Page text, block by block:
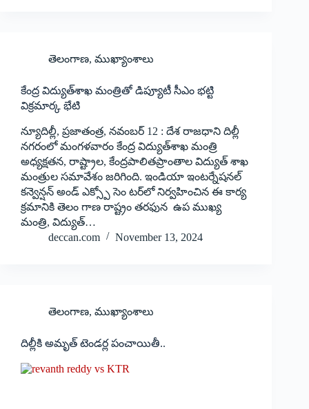
తెలంగాణ, ముఖ్యాంశాలు
కేంద్ర విద్యుత్‌శాఖ మంత్రితో డిప్యూటీ సీఎం భట్టి
విక్రమార్క భేటి
న్యూదిల్లీ, ప్రజాతంత్ర, నవంబర్‌ 12 : ‌దేశ రాజధాని దిల్లీ
నగరంలో మంగళవారం కేంద్ర విద్యుత్‌శాఖ మంత్రి
అధ్యక్షతన, రాష్ట్రాల, కేంద్రపాలితప్రాంతాల విద్యుత్‌ ‌శాఖ
మంత్రుల సమావేశం జరిగింది. ఇండియా ఇంటర్నేషనల్‌
‌కన్వెన్షన్‌ అం‌డ్‌ ఎక్స్పో సెం టర్‌లో నిర్వహించిన ఈ కార్య
క్రమానికి తెలం గాణ రాష్ట్రం తరఫున ఉప ముఖ్య
మంత్రి, విద్యుత్‌…
deccan.com
November 13, 2024
తెలంగాణ, ముఖ్యాంశాలు
దిల్లీకి అమృత్‌ టెండర్ల పంచాయితీ..